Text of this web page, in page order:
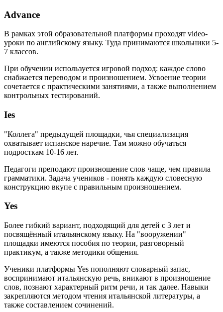
Advance
В рамках этой образовательной платформы проходят video-
уроки по английскому языку. Туда принимаются школьники 5-
7 классов.
При обучении используется игровой подход: каждое слово
снабжается переводом и произношением. Усвоение теории
сочетается с практическими занятиями, а также выполнением
контрольных тестирований.
Ies
"Коллега" предыдущей площадки, чья специализация
охватывает испанское наречие. Там можно обучаться
подросткам 10-16 лет.
Педагоги преподают произношение слов чаще, чем правила
грамматики. Задача учеников - понять каждую словесную
конструкцию вкупе с правильным произношением.
Yes
Более гибкий вариант, подходящий для детей с 3 лет и
посвящённый итальянскому языку. На "вооружении"
площадки имеются пособия по теории, разговорный
практикум, а также методики общения.
Ученики платформы Yes пополняют словарный запас,
воспринимают итальянскую речь, вникают в произношение
слов, познают характерный ритм речи, и так далее. Навыки
закрепляются методом чтения итальянской литературы, а
также составлением сочинений.